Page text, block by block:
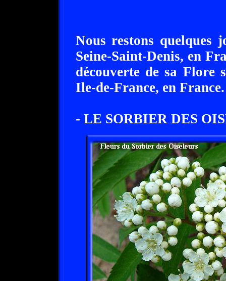
Nous restons quelques
Seine-Saint-Denis, en
découverte de sa Flore
Ile-de-France, en France.
- LE SORBIER DES